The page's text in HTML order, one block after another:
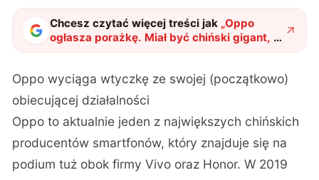
Chcesz czytać więcej treści jak „Oppo
ogłasza porażkę. Miał być chiński gigant, a
wyszła wtopa"?
Oppo wyciąga wtyczkę ze swojej (początkowo)
obiecującej działalności
Oppo to aktualnie jeden z największych chińskich
producentów smartfonów, który znajduje się na
podium tuż obok firmy Vivo oraz Honor. W 2019